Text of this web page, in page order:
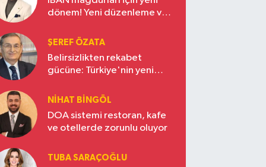
dönem! Yeni düzenleme ve
ŞEREF ÖZATA
Belirsizlikten rekabet
gücüne: Türkiye'nin yeni
NIHAT BINGÖL
DOA sistemi restoran, kafe
ve otellerde zorunlu oluyor
TUBA SARAÇOĞLU